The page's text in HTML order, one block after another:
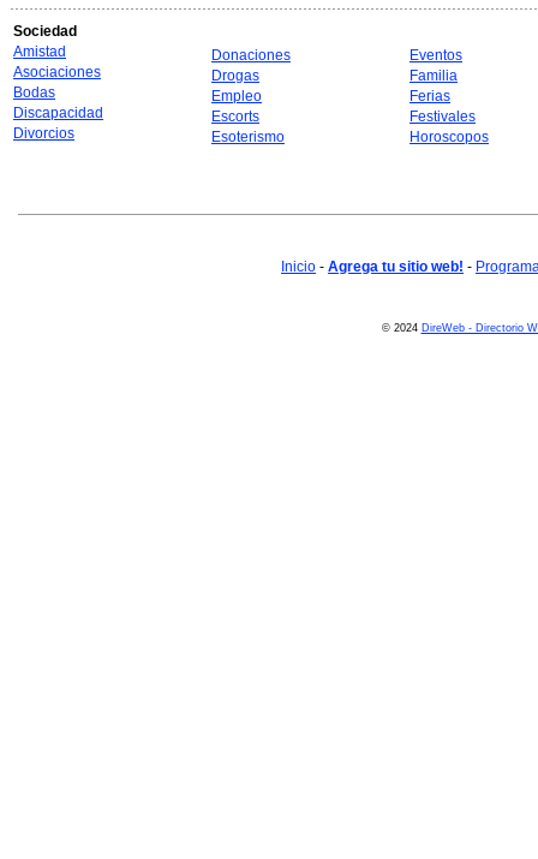
Sociedad
Amistad
Asociaciones
Bodas
Discapacidad
Divorcios
Donaciones
Drogas
Empleo
Escorts
Esoterismo
Eventos
Familia
Ferias
Festivales
Horoscopos
Inicio - Agrega tu sitio web! -
© 2024 DireWeb - Directorio